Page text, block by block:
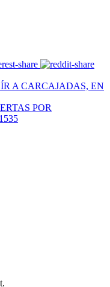
A CARCAJADAS, EN
POR